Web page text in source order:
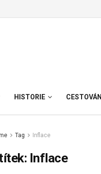
HISTORIE CESTOVÁNÍ
Tag Inflace
Inflace